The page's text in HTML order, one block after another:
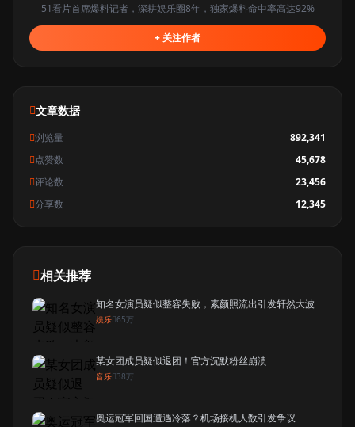
51看片首席爆料记者，深耕娱乐圈8年，独家爆料命中率高达92%
+ 关注作者
文章数据
浏览量
892,341
点赞数
45,678
评论数
23,456
分享数
12,345
相关推荐
知名女演员疑似整容失败，素颜照流出引发轩然大波
娱乐 65万
某女团成员疑似退团！官方沉默粉丝崩溃
音乐 38万
奥运冠军回国遭遇冷落？机场接机人数引发争议